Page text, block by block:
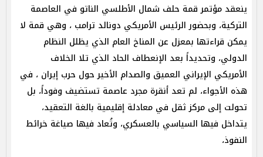
ينعقد مؤتمر قمة حلف شمال الأطلسي الناتو في العاصمة
التركية، وبحضور الرئيس الأمريكي دونالد ترامب ، وهي قمة لا
يمكن قراءتها بمعزل عن المناخ العام الذي يظلل النظام
الدولي، وتحديداً بعد الإنعطاف الحاد الذي تلا الخلاف
الأمريكي الإيراني العميق والصدام الأخير حول حرب إيران ، في
هذه الأجواء، لم تعد أنقرة مجرد عاصمة تستضيف وفوداً، بل
تحولت إلى مركز ثقل في معادلة إقليمية بالغة التعقيد،
يتداخل فيها السياسي بالعسكري، وتُعاد فيها صياغة خرائط
النفوذ،